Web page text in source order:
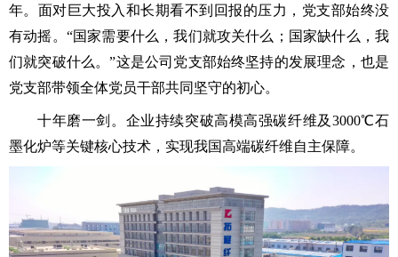
年。面对巨大投入和长期看不到回报的压力，党支部始终没
有动摇。“国家需要什么，我们就攻关什么；国家缺什么，我
们就突破什么。”这是公司党支部始终坚持的发展理念，也是
党支部带领全体党员干部共同坚守的初心。
十年磨一剑。企业持续突破高模高强碳纤维及3000℃石
墨化炉等关键核心技术，实现我国高端碳纤维自主保障。